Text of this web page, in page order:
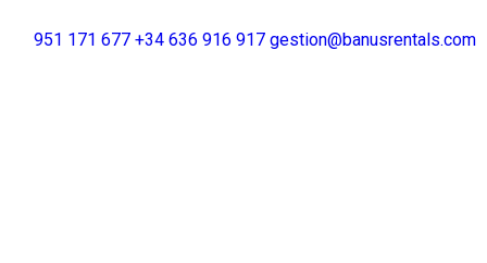
+34 951 171 677 +34 636 916 917 gestion@banusrentals.com